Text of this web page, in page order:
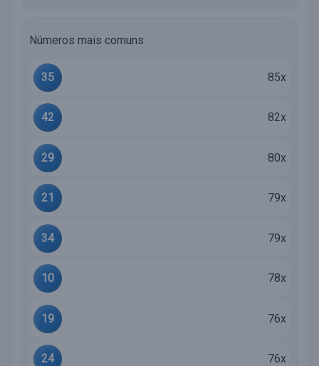
Números mais comuns
35 85x
42 82x
29 80x
21 79x
34 79x
10 78x
19 76x
24 76x